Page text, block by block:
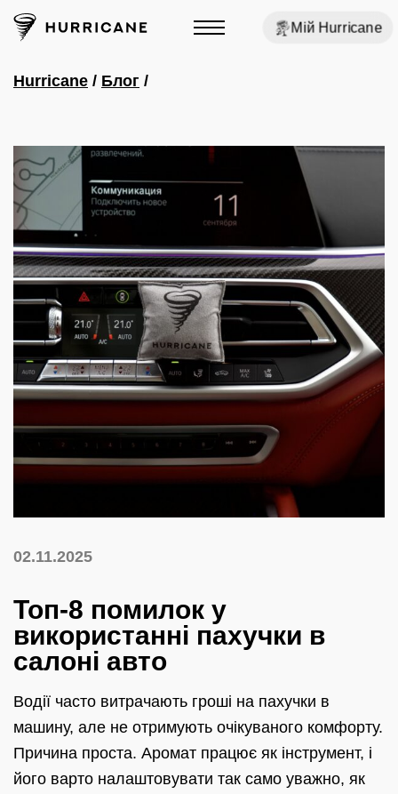
Мій Hurricane
Hurricane / Блог /
02.11.2025
Топ-8 помилок у
використанні пахучки в
салоні авто
Водії часто витрачають гроші на пахучки в
машину, але не отримують очікуваного комфорту.
Причина проста. Аромат працює як інструмент, і
його варто налаштовувати так само уважно, як